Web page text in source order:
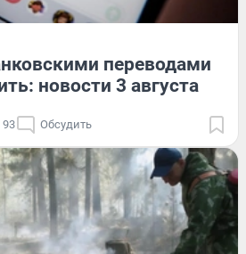
переводами
новости 3 августа
93 Обсудить